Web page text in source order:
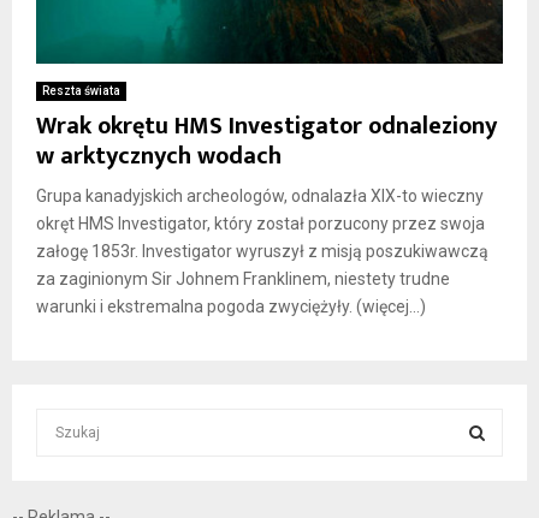
Reszta świata
Wrak okrętu HMS Investigator odnaleziony
w arktycznych wodach
Grupa kanadyjskich archeologów, odnalazła XIX-to wieczny
okręt HMS Investigator, który został porzucony przez swoja
załogę 1853r. Investigator wyruszył z misją poszukiwawczą
za zaginionym Sir Johnem Franklinem, niestety trudne
warunki i ekstremalna pogoda zwyciężyły. (więcej…)